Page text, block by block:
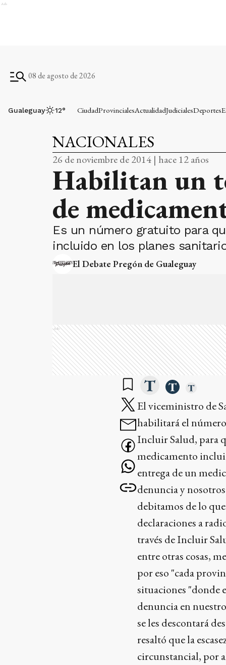
Ads
08 de agosto de 2026
Gualeguay 12° CiudadProvincialesActualidadJudicialesDeportes
NACIONALES
26 de noviembre de 2014 | hace 12 años
Habilitan un
de
Es un número gratuito para
incluido en los planes
El Debate Pregón de Gualeguay
Ads
El viceministro de
habilitará el
Incluir Salud, para
medicamento
entrega de un
denuncia y
debitamos de lo
declaraciones a
través de Incluir
entre otras cosas,
por eso "cada
situaciones "donde
denuncia en
se les descontará
resaltó que la
circunstancial, por